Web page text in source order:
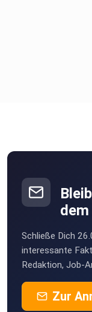
Schließe Dich
interessante
Redaktion, Job-
Zur